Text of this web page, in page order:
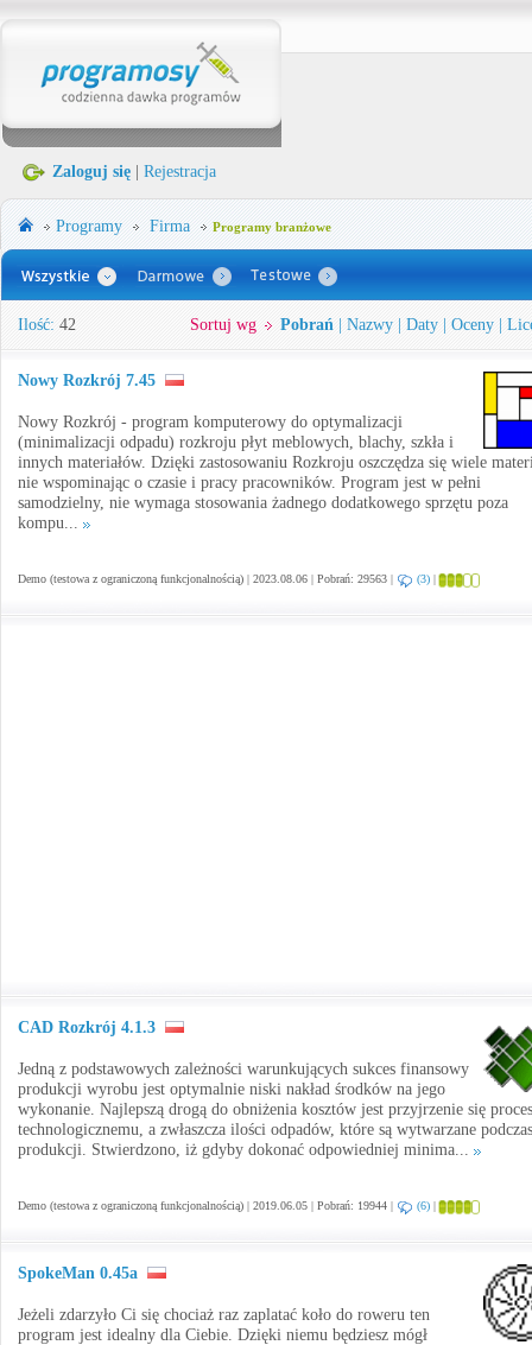
Zaloguj się Rejestracja
Programy Firma Programy branżowe
Ilość: 42 Sortuj wg Pobrań Nazwy Daty Oceny
Nowy Rozkrój 7.45
Nowy Rozkrój - program komputerowy do optymalizacji
(minimalizacji odpadu) rozkroju płyt meblowych, blachy, szkła i
innych materiałów. Dzięki zastosowaniu Rozkroju oszczędza się wiele
nie wspominając o czasie i pracy pracowników. Program jest w pełni
samodzielny, nie wymaga stosowania żadnego dodatkowego sprzętu poza
kompu...
Demo (testowa z ograniczoną funkcjonalnością) | 2023.08.06 | Pobrań: 29563 | (3) |
CAD Rozkrój 4.1.3
Jedną z podstawowych zależności warunkujących sukces finansowy
produkcji wyrobu jest optymalnie niski nakład środków na jego
wykonanie. Najlepszą drogą do obniżenia kosztów jest przyjrzenie się
technologicznemu, a zwłaszcza ilości odpadów, które są wytwarzane podczas
produkcji. Stwierdzono, iż gdyby dokonać odpowiedniej minima...
Demo (testowa z ograniczoną funkcjonalnością) | 2019.06.05 | Pobrań: 19944 | (6) |
SpokeMan 0.45a
Jeżeli zdarzyło Ci się chociaż raz zaplatać koło do roweru ten
program jest idealny dla Ciebie. Dzięki niemu będziesz mógł